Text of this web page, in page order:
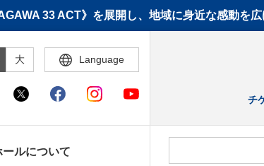
33 ACT》を展開し、地域に身近な感動を広
大 Language
チ
ルについて